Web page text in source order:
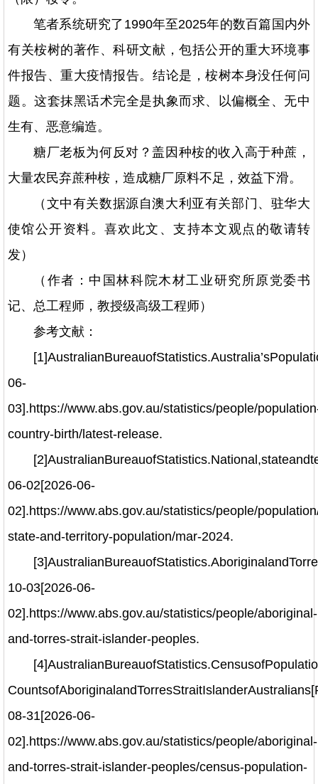
笔者系统研究了1990年至2025年的数百篇国内外
有关桉树的著作、科研文献，包括公开的重大环境事
件报告、重大疫情报告。结论是，桉树本身没任何问
题。这套抹黑话术完全是执象而求、以偏概全、无中
生有、恶意编造。
糖厂老板为何反对？盖因种桉的收入高于种蔗，
大量农民弃蔗种桉，造成糖厂原料不足，效益下滑。
（文中有关数据源自澳大利亚有关部门、驻华大
使馆公开资料。喜欢此文、支持本文观点的敬请转
发）
（作者：中国林科院木材工业研究所原党委书
记、总工程师，教授级高级工程师）
参考文献：
06-
03].https://www.abs.gov.au/statistics/people/
country-birth/latest-release.
06-02[2026-06-
02].https://www.abs.gov.au/statistics/people/
state-and-territory-population/mar-2024.
10-03[2026-06-
02].https://www.abs.gov.au/statistics/people/aboriginal-
and-torres-strait-islander-peoples.
08-31[2026-06-
02].https://www.abs.gov.au/statistics/people/aboriginal-
and-torres-strait-islander-peoples/census-population-